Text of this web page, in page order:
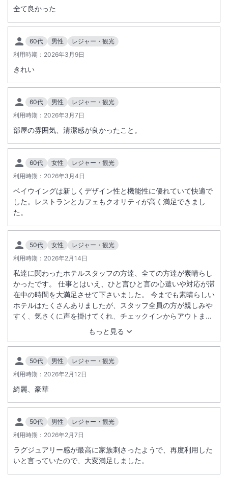
確認ください。
＜オーシャンウィング・コーラルウィングにご宿泊のお客様＞
・オーシャンウィング内 サンライズプール（屋外）
・オーシャンウィング内 インドアプール（屋内）
＜ベイウィングにご宿泊のお客様＞
・ベイウィング内 サンセットプール（屋外）
・オーシャンウィング内 インドアプール（屋内）
＜クラブインターコンチネンタルにご宿泊のお客様＞
ール（屋外）
・ベイウィング内 サンセットプール（屋外）
・オーシャンウィング内 インドアプール（屋内）
＜電気設備法定点検に伴う全館停電のご案内
法令に基づく検査・点検の為、全館停電を実施致します。
【作業内容】 法定点検に伴う全館停電
【日時】 2026年12月18日（金）午前0時30分 ～ 午前5時（約6時間）
※連泊および17日宿泊のお客様へ影響がございます。
【停電範囲】 ホテル全棟
【ご案内】
・客室内照明、空調、テレビなどの電気機器はご利用いただけません。
・飲料水、シャワー、トイレの水及びお湯はご利用いただけません。
・お持ちの電化製品（PC含む）の電源をお切りの上、コンセントを外
していただきますようお願いいたします。
・インターネット、Wi－Fiには接続できません。
・エレベーターは各館1台稼働いたします。※コーラルウィングを除く
・ロビー非常照明、廊下の避難誘導灯は点灯しております。
で営業を休止いたします。
全て良かった
60代 男性
レジャー・観光
利用時期： 2026年3月9日
きれい
60代 男性
レジャー・観光
利用時期： 2026年3月7日
部屋の雰囲気、清潔感が良かったこと。
60代 女性
レジャー・観光
利用時期： 2026年3月4日
ベイウイングは新しくデザイン性と機能性に優れていて快適で
した。レストランとカフェもクオリティが高く満足できまし
た。
50代 女性
レジャー・観光
利用時期： 2026年2月14日
もっと見る
私達に関わったホテルスタッフの方達、全ての方達が素晴らし
かったです。 仕事とはいえ、ひと言ひと言の心遣いや対応が滞
在中の時間を大満足させて下さいました。 今までも素晴らしい
ホテルはたくさんありましたが、スタッフ全員の方が親しみや
すく、気さくに声を掛けてくれ、チェックインからアウトまで
ん。 また絶対に行きたいです。
50代 男性
レジャー・観光
利用時期： 2026年2月12日
綺麗、豪華
50代 男性
レジャー・観光
利用時期： 2026年2月7日
ラグジュアリー感が最高に家族刺さったようで、再度利用した
いと言っていたので、大変満足しました。